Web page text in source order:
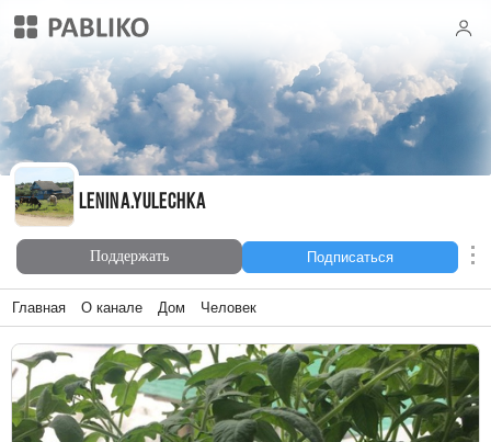
lenina.yulechka
lenina.yulechka
Поддержать Подписаться
Главная О канале Дом Человек